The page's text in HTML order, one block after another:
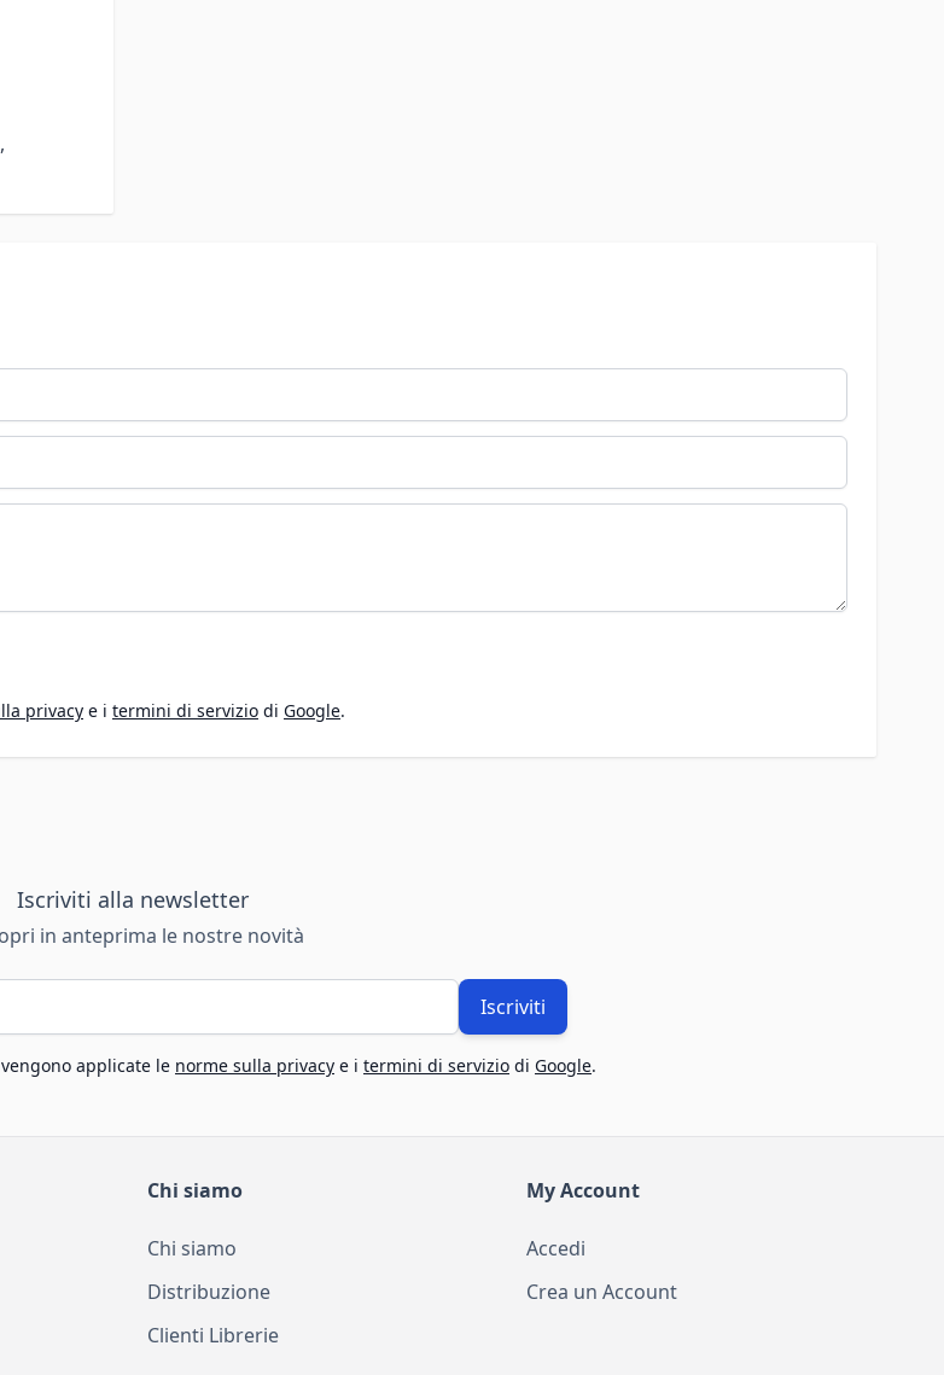
privacy e i termini di servizio di Google.
Iscriviti alla newsletter
in anteprima le nostre novità
Iscriviti
applicate le norme sulla privacy e i termini di servizio di Google.
Chi siamo
Chi siamo
Distribuzione
Clienti Librerie
My Account
Accedi
Crea un Account